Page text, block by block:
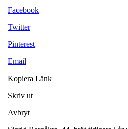
Facebook
Twitter
Pinterest
Email
Kopiera Länk
Skriv ut
Avbryt